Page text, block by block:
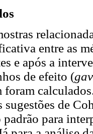
entre as
e após a
de efeito (
foram
sugestões de
padrão para